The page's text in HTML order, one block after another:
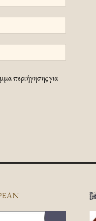
περιήγησης για